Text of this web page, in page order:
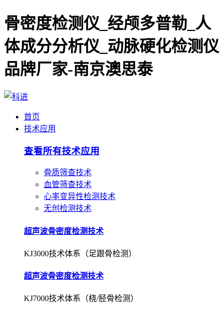
骨密度检测仪_经颅多普勒_人
体成分分析仪_动脉硬化检测仪
品牌厂家-南京澳思泰
首页
技术应用
查看所有技术应用
骨质筛查技术
血管筛查技术
心率变异性检测技术
无创检测技术
超声波骨密度检测技术
KJ3000技术体系（足跟骨检测）
超声波骨密度检测技术
KJ7000技术体系（桡/胫骨检测）